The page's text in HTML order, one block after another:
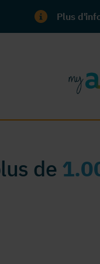
Plus
de